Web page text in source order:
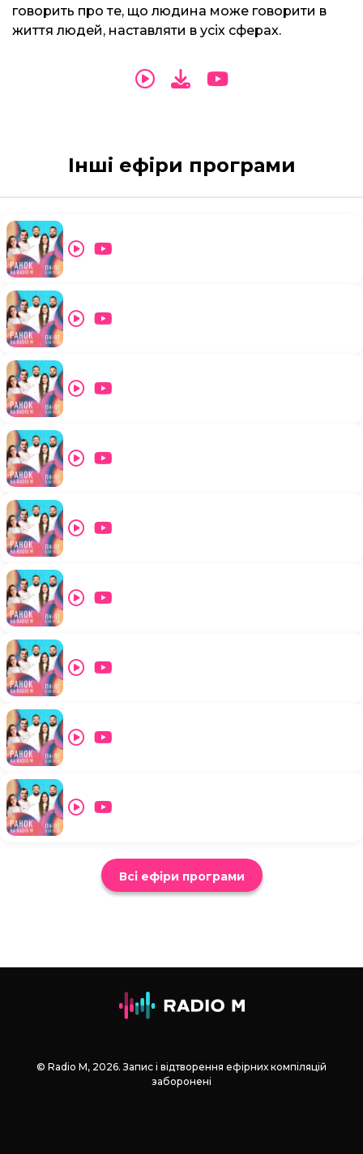
говорить про те, що людина може говорити в
життя людей, наставляти в усіх сферах.
Інші ефіри програми
Всі ефіри програми
© Radio М, 2026. Запис і відтворення ефірних компіляцій
заборонені